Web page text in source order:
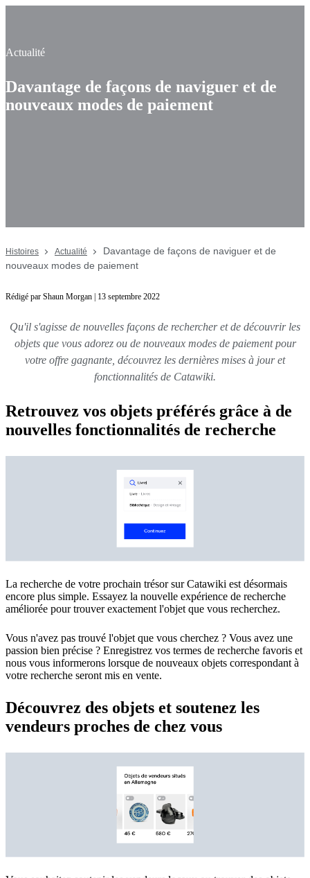
Actualité
Davantage de façons de naviguer et de
nouveaux modes de paiement
Histoires Actualité
Davantage de façons de naviguer et de
nouveaux modes de paiement
Rédigé par Shaun Morgan | 13 septembre 2022
Qu'il s'agisse de nouvelles façons de rechercher et de découvrir les
objets que vous adorez ou de nouveaux modes de paiement pour
votre offre gagnante, découvrez les dernières mises à jour et
fonctionnalités de Catawiki.
Retrouvez vos objets préférés grâce à de
nouvelles fonctionnalités de recherche
La recherche de votre prochain trésor sur Catawiki est désormais
encore plus simple. Essayez la nouvelle expérience de recherche
améliorée pour trouver exactement l'objet que vous recherchez.
Vous n'avez pas trouvé l'objet que vous cherchez ? Vous avez une
passion bien précise ? Enregistrez vos termes de recherche favoris et
nous vous informerons lorsque de nouveaux objets correspondant à
votre recherche seront mis en vente.
Découvrez des objets et soutenez les
vendeurs proches de chez vous